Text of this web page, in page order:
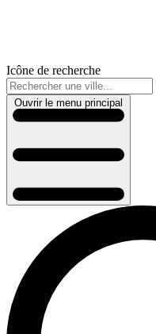
Icône de recherche
Ouvrir le menu principal